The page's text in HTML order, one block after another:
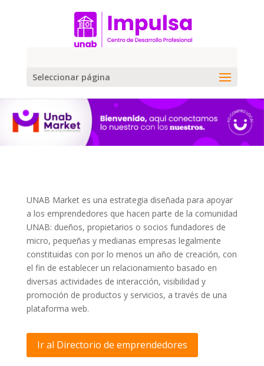
Seleccionar página
UNAB Market es una estrategia diseñada para apoyar
a los emprendedores que hacen parte de la comunidad
UNAB: dueños, propietarios o socios fundadores de
micro, pequeñas y medianas empresas legalmente
constituidas con por lo menos un año de creación, con
el fin de establecer un relacionamiento basado en
diversas actividades de interacción, visibilidad y
promoción de productos y servicios, a través de una
plataforma web.
Ir al Directorio de emprendedores